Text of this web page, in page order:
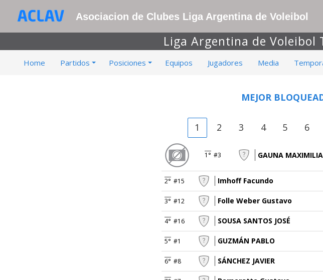
Asociacion de Clubes Liga Argentina de Voleibol
Liga Argentina de Voleibol
Home Partidos Posiciones Equipos Jugadores Media
MEJOR
1 2 3 4 5 6
1° #3 GAUNA
2° #15 Imhoff Facundo
3° #12 Folle Weber Gustavo
4° #16 SOUSA SANTOS JOSÉ
5° #1 GUZMÁN PABLO
6° #8 SÁNCHEZ JAVIER